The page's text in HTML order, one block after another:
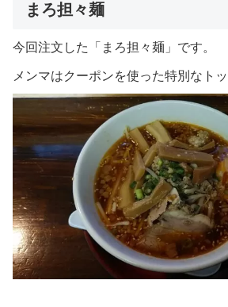
まろ担々麺
今回注文した「まろ担々麺」です。
メンマはクーポンを使った特別なトッ